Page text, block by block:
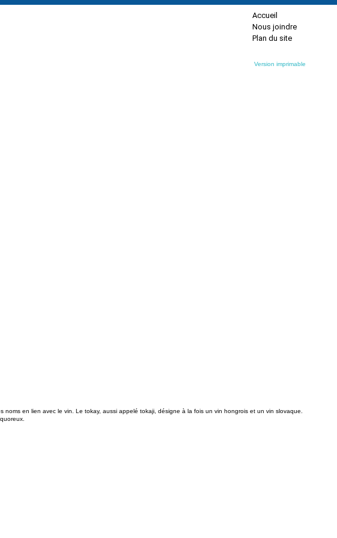
Accueil
Nous joindre
Plan du site
Version imprimable
noms en lien avec le vin. Le tokay, aussi appelé tokaji, désigne à la fois un vin hongrois et un vin slovaque.